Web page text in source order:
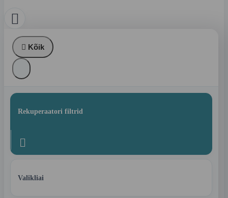

 Kõik
Rekuperaatori filtrid

Valikliai